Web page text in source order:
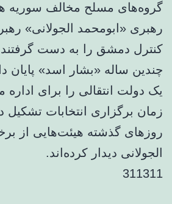
گروه‌های مسلح مخالف سوریه
رهبری «ابومحمد الجولانی»
کنترل دمشق را به دست
چندین ساله «بشار اسد» پایان
یک دولت انتقالی را برای اداره
زمان برگزاری انتخابات تشکیل
روزهای گذشته هیئت‌هایی از
الجولانی دیدار کرده‌اند.
311311